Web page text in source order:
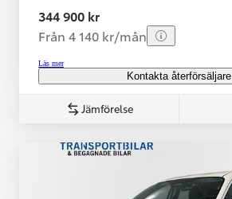
344 900 kr
Från 4 140 kr/mån
Läs mer
Kontakta återförsäljare
Jämförelse